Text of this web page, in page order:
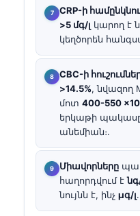
CRP-ի
>5 մգ/լ կարող է
կեղծորեն
CBC-ի
>14.5%, նվազող
մոտ 400-550
երկաթի
անեմիան։.
Միավորները
հաղորդվում է
նույնն է, ինչ µգ/լ.